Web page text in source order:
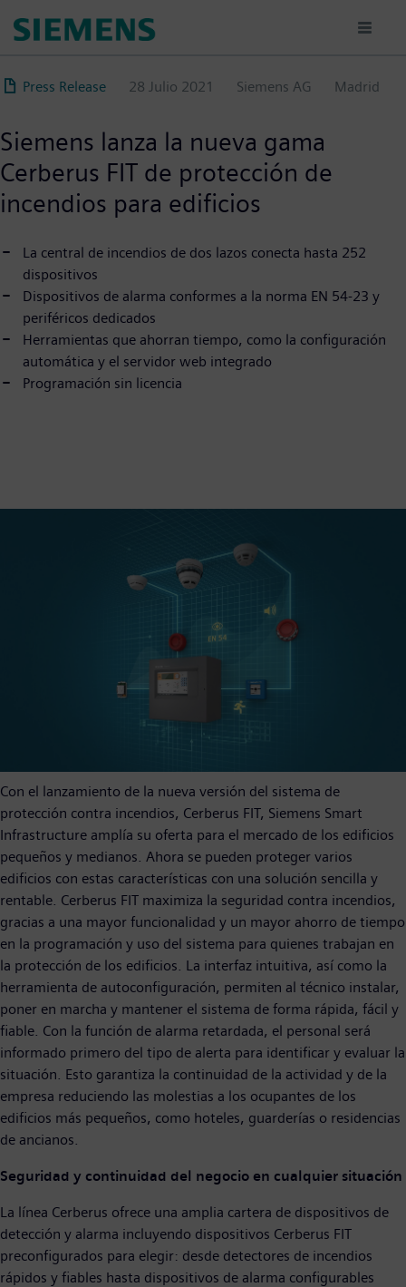
principal
Press Release 28 Julio 2021 Siemens AG Madrid
Siemens lanza la nueva gama
Cerberus FIT de protección de
incendios para edificios
La central de incendios de dos lazos conecta hasta 252
dispositivos
Dispositivos de alarma conformes a la norma EN 54-23 y
periféricos dedicados
Herramientas que ahorran tiempo, como la configuración
automática y el servidor web integrado
Programación sin licencia
Con el lanzamiento de la nueva versión del sistema de
protección contra incendios, Cerberus FIT, Siemens Smart
Infrastructure amplía su oferta para el mercado de los edificios
pequeños y medianos. Ahora se pueden proteger varios
edificios con estas características con una solución sencilla y
rentable. Cerberus FIT maximiza la seguridad contra incendios,
gracias a una mayor funcionalidad y un mayor ahorro de tiempo
en la programación y uso del sistema para quienes trabajan en
la protección de los edificios. La interfaz intuitiva, así como la
herramienta de autoconfiguración, permiten al técnico instalar,
poner en marcha y mantener el sistema de forma rápida, fácil y
fiable. Con la función de alarma retardada, el personal será
informado primero del tipo de alerta para identificar y evaluar la
situación. Esto garantiza la continuidad de la actividad y de la
empresa reduciendo las molestias a los ocupantes de los
edificios más pequeños, como hoteles, guarderías o residencias
de ancianos.
Seguridad y continuidad del negocio en cualquier situación
La línea Cerberus ofrece una amplia cartera de dispositivos de
detección y alarma incluyendo dispositivos Cerberus FIT
preconfigurados para elegir: desde detectores de incendios
rápidos y fiables hasta dispositivos de alarma configurables